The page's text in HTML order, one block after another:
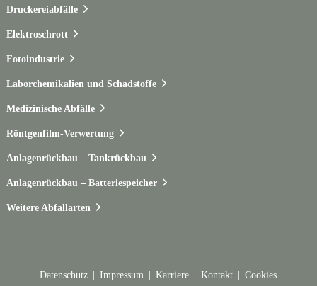
Druckereiabfälle
Elektroschrott
Fotoindustrie
Laborchemikalien und Schadstoffe
Medizinische Abfälle
Röntgenfilm-Verwertung
Anlagenrückbau – Tankrückbau
Anlagenrückbau – Batteriespeicher
Weitere Abfallarten
Datenschutz Impressum Karriere Kontakt Cookies